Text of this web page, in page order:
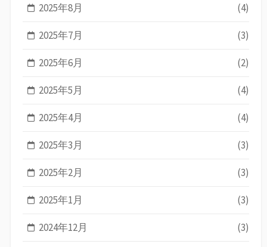
2025年8月 (4)
2025年7月 (3)
2025年6月 (2)
2025年5月 (4)
2025年4月 (4)
2025年3月 (3)
2025年2月 (3)
2025年1月 (3)
2024年12月 (3)